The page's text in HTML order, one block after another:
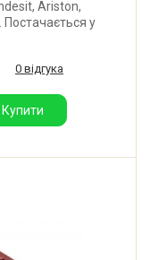
Ariston,
Постачається у
0 відгука
Купити